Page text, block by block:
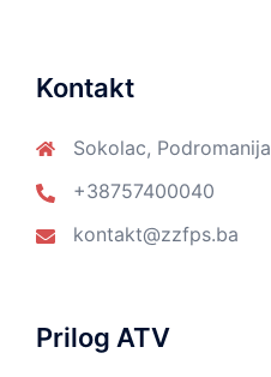
Kontakt
Sokolac, Podromanija
+38757400040
kontakt@zzfps.ba
Prilog ATV